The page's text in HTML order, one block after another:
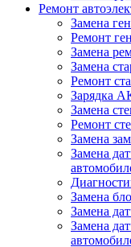
Ремонт
Замена
Ремонт
Замена
Замена
Ремонт
Зарядка
Замена
Ремонт
Замена
Замена
Замена
Замена
Замена